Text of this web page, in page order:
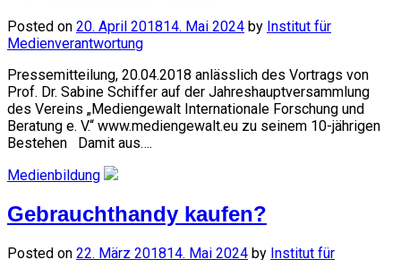
Posted on 20. April 201814. Mai 2024 by Institut für
Medienverantwortung
Pressemitteilung, 20.04.2018 anlässlich des Vortrags von
Prof. Dr. Sabine Schiffer auf der Jahreshauptver­samm­lung
des Vereins „Mediengewalt Internationale Forschung und
Beratung e. V.“ www.mediengewalt.eu zu seinem 10-jährigen
Bestehen Damit aus….
Medienbildung
Gebrauchthandy kaufen?
Posted on 22. März 201814. Mai 2024 by Institut für